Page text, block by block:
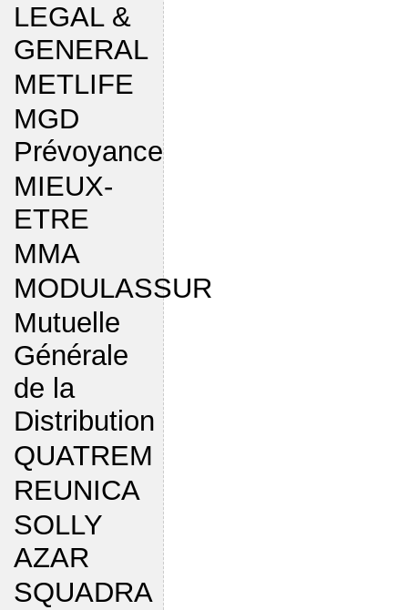
LEGAL &
GENERAL
METLIFE
MGD
Prévoyance
MIEUX-
ETRE
MMA
MODULASSUR
Mutuelle
Générale
de la
Distribution
QUATREM
REUNICA
SOLLY
AZAR
SQUADRA